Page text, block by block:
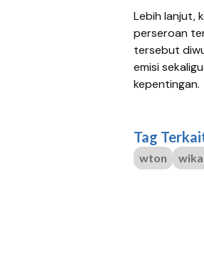
Lebih lanjut,
perseroan
tersebut
emisi
kepentingan.
Tag
wton